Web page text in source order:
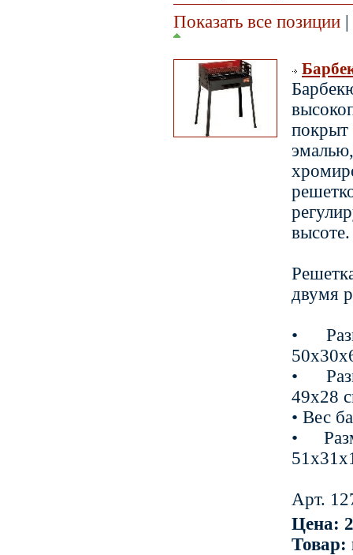
Показать все позиции
высоте.
двумя
•
•
49х28
• Вес
•
Арт.
Цена:
Товар: